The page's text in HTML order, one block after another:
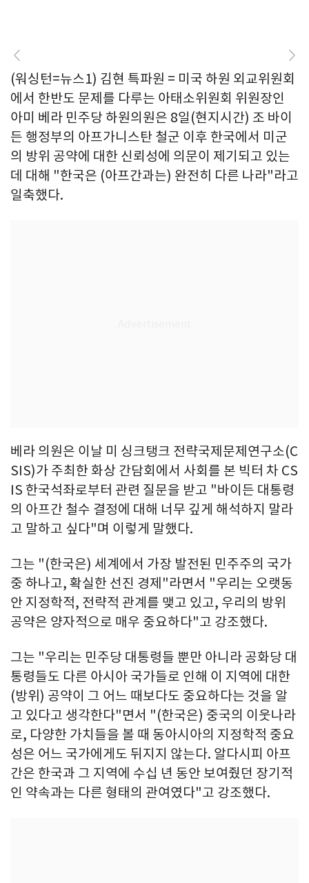
(워싱턴=뉴스1) 김현 특파원 = 미국 하원 외교위원회
에서 한반도 문제를 다루는 아태소위원회 위원장인
아미 베라 민주당 하원의원은 8일(현지시간) 조 바이
든 행정부의 아프가니스탄 철군 이후 한국에서 미군
의 방위 공약에 대한 신뢰성에 의문이 제기되고 있는
데 대해 "한국은 (아프간과는) 완전히 다른 나라"라고
일축했다.
베라 의원은 이날 미 싱크탱크 전략국제문제연구소(C
SIS)가 주최한 화상 간담회에서 사회를 본 빅터 차 CS
IS 한국석좌로부터 관련 질문을 받고 "바이든 대통령
의 아프간 철수 결정에 대해 너무 깊게 해석하지 말라
고 말하고 싶다"며 이렇게 말했다.
그는 "(한국은) 세계에서 가장 발전된 민주주의 국가
중 하나고, 확실한 선진 경제"라면서 "우리는 오랫동
안 지정학적, 전략적 관계를 맺고 있고, 우리의 방위
공약은 양자적으로 매우 중요하다"고 강조했다.
그는 "우리는 민주당 대통령들 뿐만 아니라 공화당 대
통령들도 다른 아시아 국가들로 인해 이 지역에 대한
(방위) 공약이 그 어느 때보다도 중요하다는 것을 알
고 있다고 생각한다"면서 "(한국은) 중국의 이웃나라
로, 다양한 가치들을 볼 때 동아시아의 지정학적 중요
성은 어느 국가에게도 뒤지지 않는다. 알다시피 아프
간은 한국과 그 지역에 수십 년 동안 보여줬던 장기적
인 약속과는 다른 형태의 관여였다"고 강조했다.